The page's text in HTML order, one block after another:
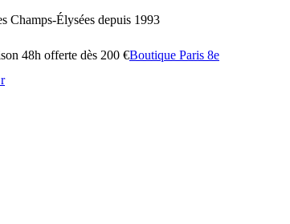
Champs-Élysées depuis 1993
48h offerte dès 200 €Boutique Paris 8e